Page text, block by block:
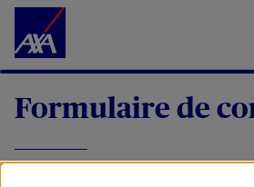
Accéder au Contenu
Formulaire de